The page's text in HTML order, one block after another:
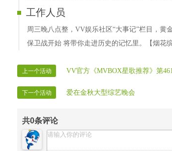
工作人员
周三晚八点整，VV娱乐社区“大事记”栏目，黄
保卫战开始 将带你走进历史的记忆里。【烟花
上一个活动 VV官方《MVBOX星歌推荐》第
下一个活动 爱在金秋大型综艺晚会
共0条评论